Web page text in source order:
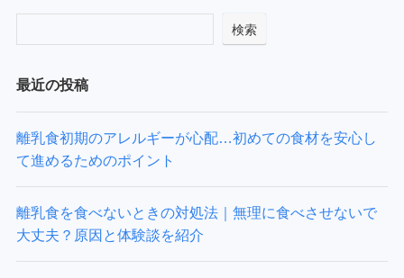
検索
最近の投稿
離乳食初期のアレルギーが心配…初めての食材を安心し
て進めるためのポイント
離乳食を食べないときの対処法｜無理に食べさせないで
大丈夫？原因と体験談を紹介